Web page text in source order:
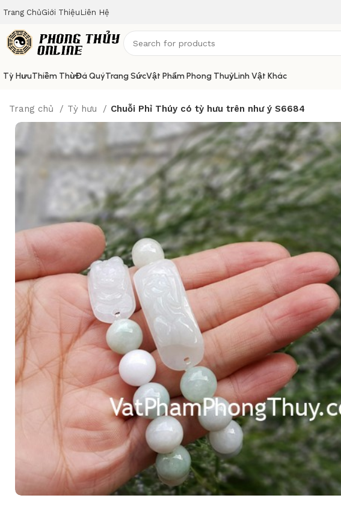
Trang ChủGiới Thiệu Liên Hệ
Tỳ HưuThiềm ThừĐá QuýTrang SứcVật Phẩm Phong ThuỷLinh Vật Khác
Trang chủ Tỳ hưu Chuỗi Phỉ Thúy có tỳ hưu trên như ý S6684